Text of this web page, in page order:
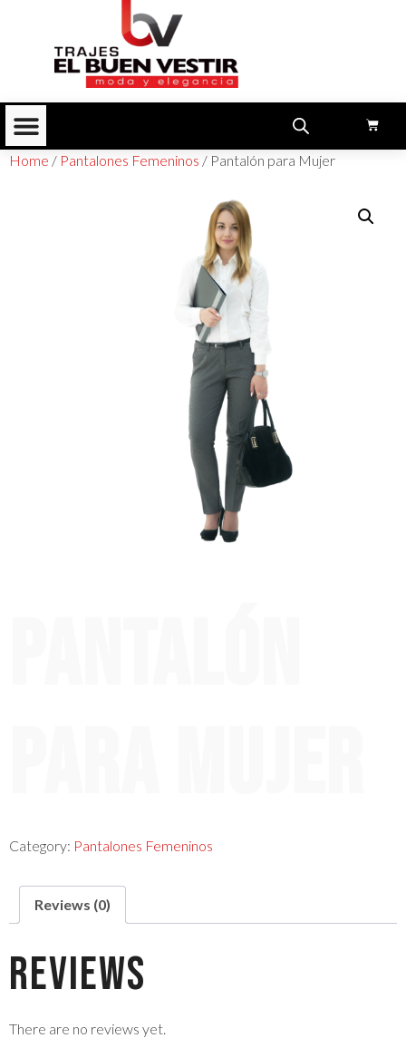
Home / Pantalones Femeninos / Pantalón para Mujer
Category: Pantalones Femeninos
Reviews (0)
Reviews
There are no reviews yet.